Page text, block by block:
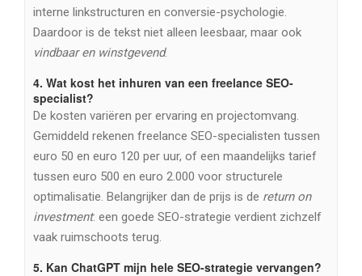
interne linkstructuren en conversie-psychologie.
Daardoor is de tekst niet alleen leesbaar, maar ook
vindbaar en winstgevend.
4. Wat kost het inhuren van een freelance SEO-
specialist?
De kosten variëren per ervaring en projectomvang.
Gemiddeld rekenen freelance SEO-specialisten tussen
euro 50 en euro 120 per uur, of een maandelijks tarief
tussen euro 500 en euro 2.000 voor structurele
optimalisatie. Belangrijker dan de prijs is de return on
investment: een goede SEO-strategie verdient zichzelf
vaak ruimschoots terug.
5. Kan ChatGPT mijn hele SEO-strategie vervangen?